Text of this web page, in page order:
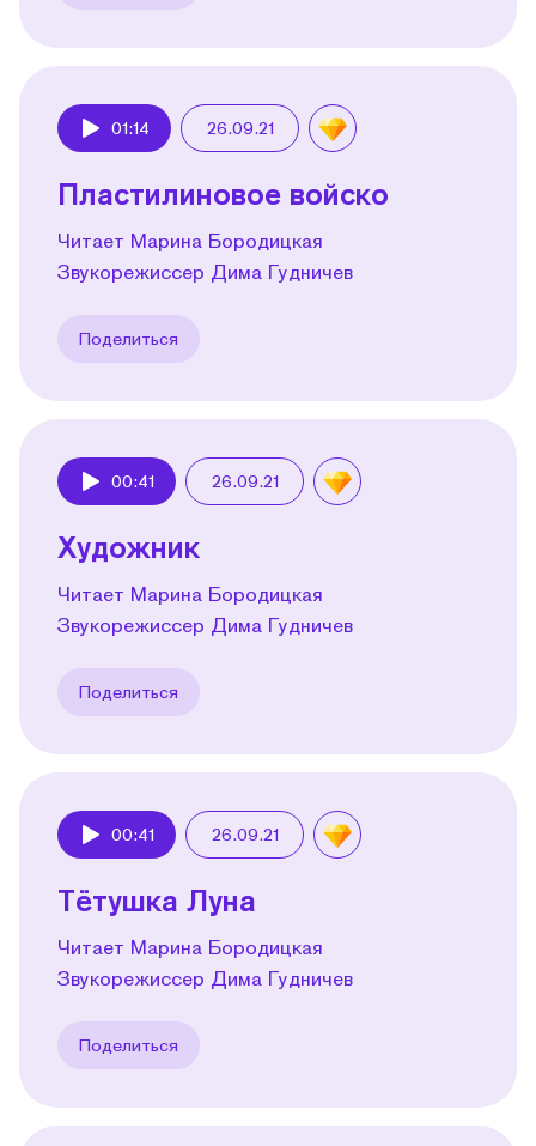
01:14 26.09.21
Пластилиновое войско
Читает Марина Бородицкая
Звукорежиссер Дима Гудничев
Поделиться
00:41 26.09.21
Художник
Читает Марина Бородицкая
Звукорежиссер Дима Гудничев
Поделиться
00:41 26.09.21
Тётушка Луна
Читает Марина Бородицкая
Звукорежиссер Дима Гудничев
Поделиться